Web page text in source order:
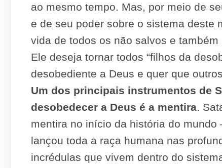
ao mesmo tempo. Mas, por meio de
e de seu poder sobre o sistema deste
vida de todos os não salvos e
Ele deseja tornar todos “filhos da
desobediente a Deus e quer que
Um dos principais instrumentos de
desobedecer a Deus é a mentira.
mentira no início da história do mundo
lançou toda a raça humana nas
incrédulas que vivem dentro do